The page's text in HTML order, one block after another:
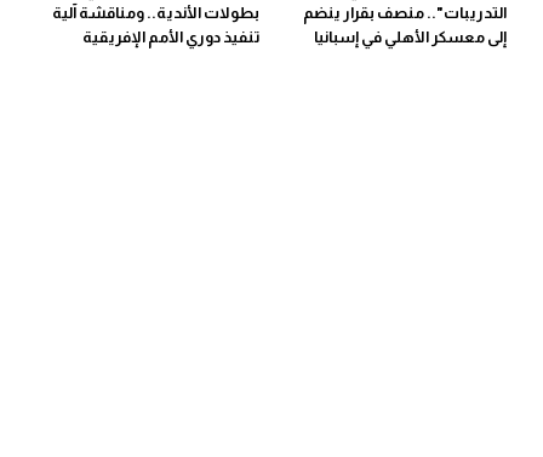
التدريبات".. منصف بقرار ينضم
إلى معسكر الأهلي في إسبانيا
بطولات الأندية.. ومناقشة آلية
تنفيذ دوري الأمم الإفريقية